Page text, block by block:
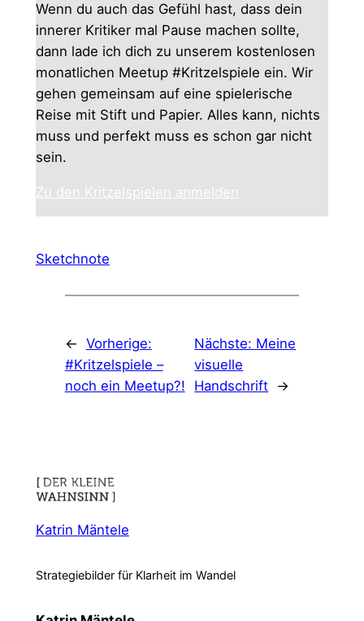
Wenn du auch das Gefühl hast, dass dein
innerer Kritiker mal Pause machen sollte,
dann lade ich dich zu unserem kostenlosen
monatlichen Meetup #Kritzelspiele ein. Wir
gehen gemeinsam auf eine spielerische
Reise mit Stift und Papier. Alles kann, nichts
muss und perfekt muss es schon gar nicht
sein.
Zu den Kritzelspielen anmelden
Sketchnote
← Vorherige:
#Kritzelspiele –
noch ein Meetup?!
Nächste: Meine
visuelle
Handschrift →
Katrin Mäntele
Strategiebilder für Klarheit im Wandel